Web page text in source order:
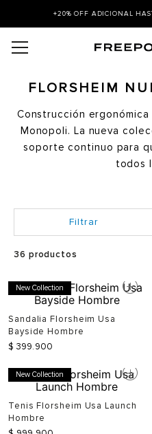
+20% OFF ADICIONAL
FLORSHEIM
Construcción
Monopoli. La nueva
soporte continuo para
todos
36 productos
New Collection
Sandalia Florsheim Usa
Bayside Hombre
$ 399.900
New Collection
Tenis Florsheim Usa Launch
Hombre
balance
balance 327
tommy hilfiger
mujer